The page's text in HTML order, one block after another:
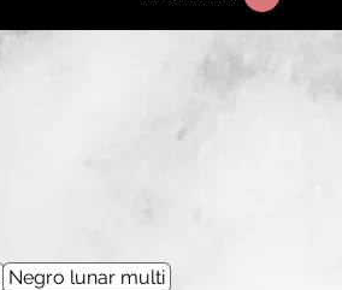
Negro lunar multi